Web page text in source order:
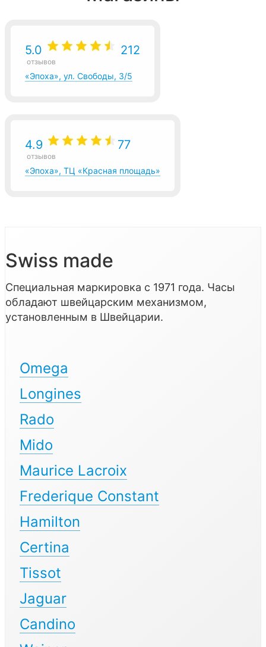
5.0 212
отзывов
«Эпоха», ул. Свободы, 3/5
4.9 77
отзывов
«Эпоха», ТЦ «Красная площадь»
Swiss made
Специальная маркировка с 1971 года. Часы
обладают швейцарским механизмом,
установленным в Швейцарии.
Omega
Longines
Rado
Mido
Maurice Lacroix
Frederique Constant
Hamilton
Certina
Tissot
Jaguar
Candino